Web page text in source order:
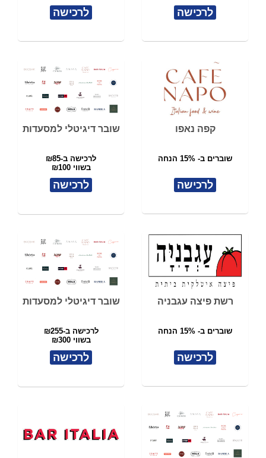
לרכישה לרכישה
קפה נאפו
שוברים ב- 15% הנחה
לרכישה
שובר דיגיטלי למסעדות
לרכישה ב-₪85
בשווי ₪100
לרכישה
רשת פיצה עגבניה
שוברים ב- 15% הנחה
לרכישה
שובר דיגיטלי למסעדות
לרכישה ב-₪255
בשווי ₪300
לרכישה